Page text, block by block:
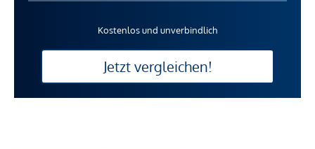
Kostenlos und unverbindlich
Jetzt vergleichen!